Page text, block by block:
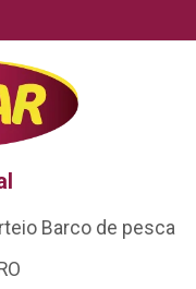
Barco de pesca